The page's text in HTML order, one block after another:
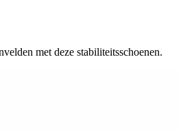
met deze stabiliteitsschoenen.